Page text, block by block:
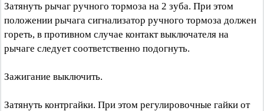
Затянуть рычаг ручного тормоза на 2 зуба. При этом
положении рычага сигнализатор ручного тормоза должен
гореть, в противном случае контакт выключателя на
рычаге следует соответственно подогнуть.
Зажигание выключить.
Затянуть контргайки. При этом регулировочные гайки от